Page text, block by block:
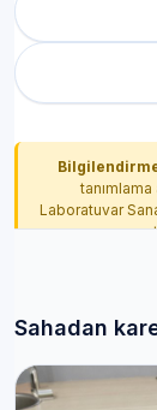
tanımlama
Laboratuvar
Sahadan